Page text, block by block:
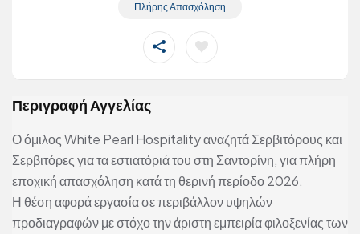
Πλήρης Απασχόληση
Περιγραφή Αγγελίας
Ο όμιλος White Pearl Hospitality αναζητά Σερβιτόρους και
Σερβιτόρες για τα εστιατόριά του στη Σαντορίνη, για πλήρη
εποχική απασχόληση κατά τη θερινή περίοδο 2026.
Η θέση αφορά εργασία σε περιβάλλον υψηλών
προδιαγραφών με στόχο την άριστη εμπειρία φιλοξενίας των